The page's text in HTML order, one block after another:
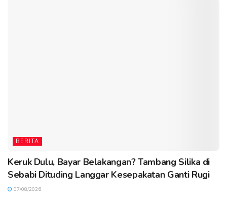
BERITA
Keruk Dulu, Bayar Belakangan? Tambang Silika di
Sebabi Dituding Langgar Kesepakatan Ganti Rugi
07/08/2026